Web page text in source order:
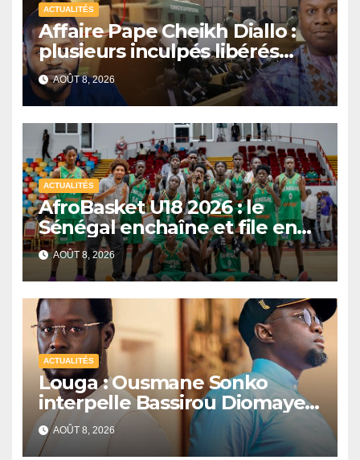
ACTUALITÉS
Affaire Pape Cheikh Diallo :
plusieurs inculpés libérés
après un non-lieu partiel
AOÛT 8, 2026
ACTUALITÉS
AfroBasket U18 2026 : le
Sénégal enchaîne et file en
quarts de finale
AOÛT 8, 2026
ACTUALITÉS
Louga : Ousmane Sonko
interpelle Bassirou Diomaye
Faye sur la date des élections
locales
AOÛT 8, 2026